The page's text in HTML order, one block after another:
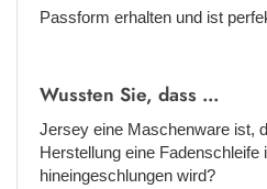
Passform erhalten und ist
Wussten Sie, dass ...
Jersey eine Maschenware ist,
Herstellung eine Fadenschleife
hineingeschlungen wird?